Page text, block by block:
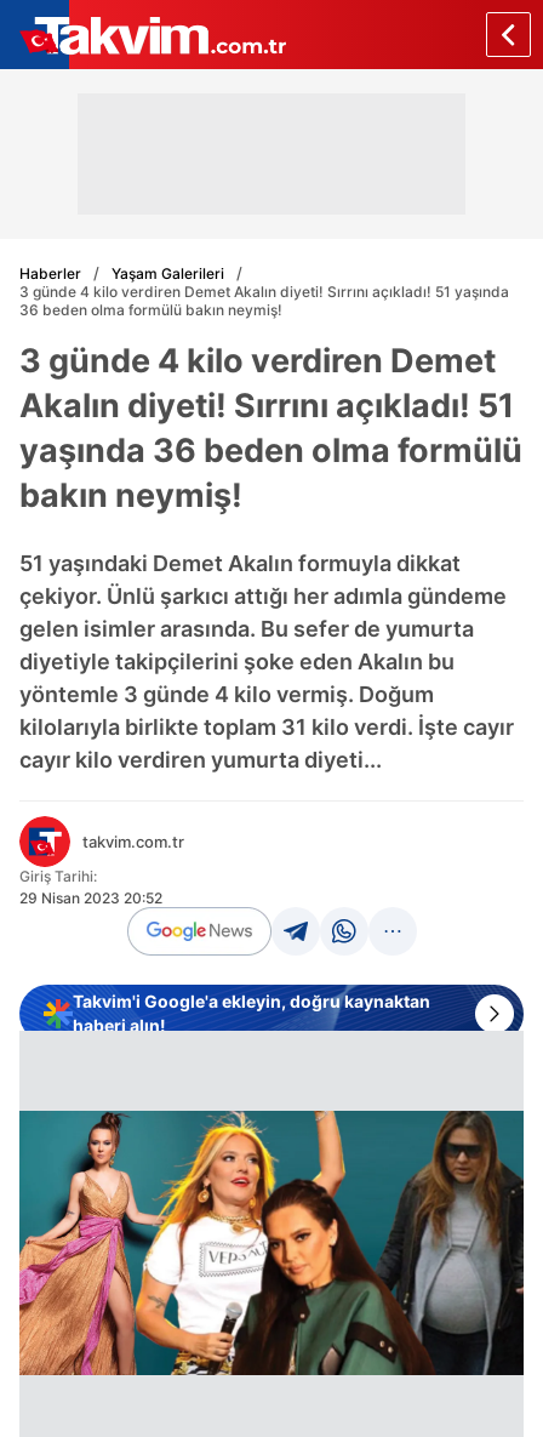
Haberler
Yaşam Galerileri
3 günde 4 kilo verdiren Demet Akalın diyeti! Sırrını açıkladı! 51 yaşında
36 beden olma formülü bakın neymiş!
3 günde 4 kilo verdiren Demet
Akalın diyeti! Sırrını açıkladı! 51
yaşında 36 beden olma formülü
bakın neymiş!
51 yaşındaki Demet Akalın formuyla dikkat
çekiyor. Ünlü şarkıcı attığı her adımla gündeme
gelen isimler arasında. Bu sefer de yumurta
diyetiyle takipçilerini şoke eden Akalın bu
yöntemle 3 günde 4 kilo vermiş. Doğum
kilolarıyla birlikte toplam 31 kilo verdi. İşte cayır
cayır kilo verdiren yumurta diyeti...
takvim.com.tr
Giriş Tarihi:
29 Nisan 2023 20:52
Takvim'i Google'a ekleyin, doğru kaynaktan
haberi alın!